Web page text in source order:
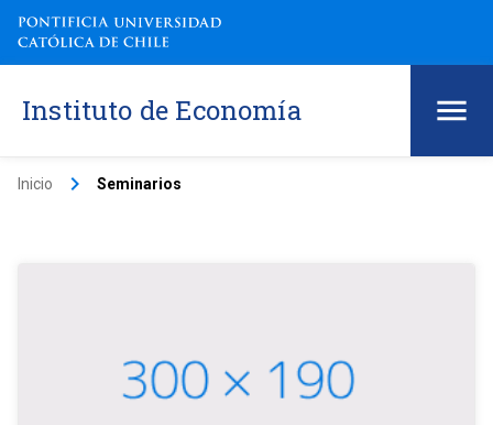
Instituto de Economía
Inicio keyboard_arrow_right Seminarios